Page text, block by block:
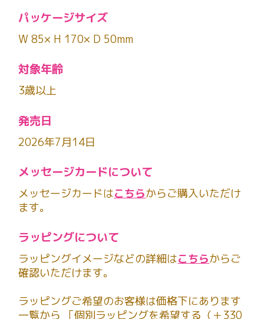
パッケージサイズ
W 85× H 170× D 50mm
対象年齢
3歳以上
発売日
2026年7月14日
メッセージカードについて
メッセージカードはこちらからご購入いただけ
ます。
ラッピングについて
ラッピングイメージなどの詳細はこちらからご
確認いただけます。
ラッピングご希望のお客様は価格下にあります
一覧から ［個別ラッピングを希望する（＋330